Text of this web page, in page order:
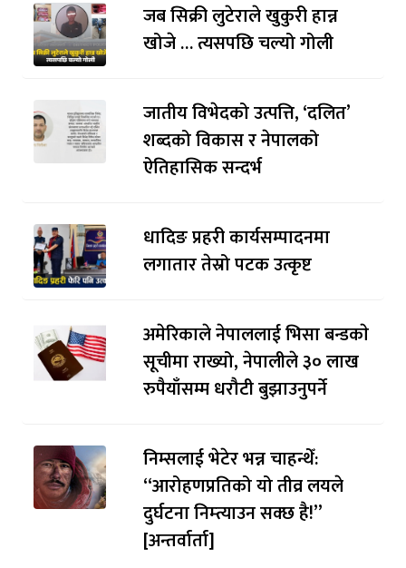
जब सिक्री लुटेराले खुकुरी हान्न
खोजे … त्यसपछि चल्यो गोली
जातीय विभेदको उत्पत्ति, ‘दलित’
शब्दको विकास र नेपालको
ऐतिहासिक सन्दर्भ
धादिङ प्रहरी कार्यसम्पादनमा
लगातार तेस्रो पटक उत्कृष्ट
अमेरिकाले नेपाललाई भिसा बन्डकाे
सूचीमा राख्यो, नेपालीले ३० लाख
रुपैयाँसम्म धरौटी बुझाउनुपर्ने
निम्सलाई भेटेर भन्न चाहन्थेँ:
“आरोहणप्रतिको यो तीव्र लयले
दुर्घटना निम्त्याउन सक्छ है!”
[अन्तर्वार्ता]